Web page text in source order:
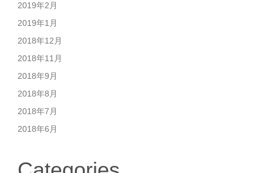
2019年2月
2019年1月
2018年12月
2018年11月
2018年9月
2018年8月
2018年7月
2018年6月